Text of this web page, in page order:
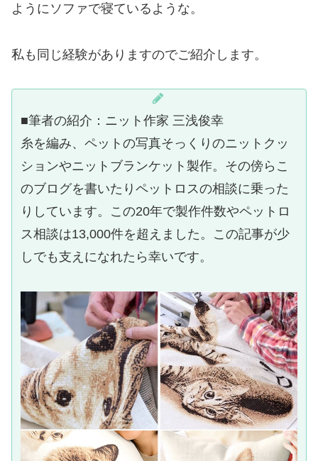
ようにソファで寝ているような。
私も同じ経験がありますのでご紹介します。
■筆者の紹介：ニット作家 三浅俊幸
糸を編み、ペットの写真そっくりのニットクッ
ションやニットブランケット製作。その傍らこ
のブログを書いたりペットロスの相談に乗った
りしています。この20年で製作件数やペットロ
ス相談は13,000件を超えました。この記事が少
しでも支えになれたら幸いです。